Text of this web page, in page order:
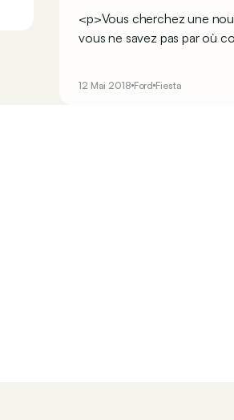
<p>Vous cherchez une
vous ne savez pas par où
12 Mai 2018 Ford Fiesta